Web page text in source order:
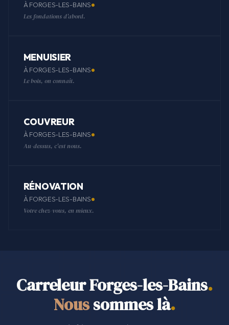
À FORGES-LES-BAINS
Les fondations d'abord.
MENUISIER
À FORGES-LES-BAINS
Le bois, on connaît.
COUVREUR
À FORGES-LES-BAINS
Au-dessus, c'est nous.
RÉNOVATION
À FORGES-LES-BAINS
Votre chez-vous, en mieux.
Carreleur Forges-les-Bains.
Noussommes là.